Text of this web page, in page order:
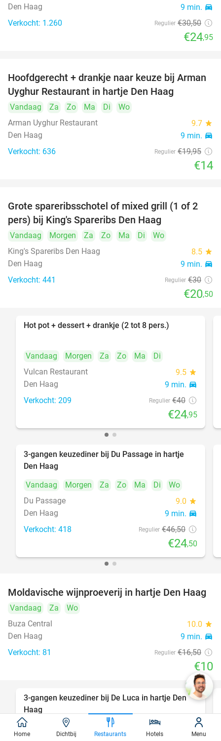
Den Haag 9 min. directions_car
Verkocht: 1.260 Regulier €30,50
€24,95
30%
Hoofdgerecht + drankje naar keuze bij Arman
Uyghur Restaurant in hartje Den Haag
Vandaag Za Zo Ma Di
Wo
Arman Uyghur Restaurant
9.7 star
Den Haag 9 min. directions_car
Verkocht: 636 Regulier €19,95
€14
32%
Grote spareribsschotel of mixed grill (1 of 2
pers) bij King's Spareribs Den Haag
Vandaag Morgen Za Zo Ma Di
Wo
King's Spareribs Den Haag
8.5 star
Den Haag 9 min. directions_car
Verkocht: 441 Regulier €30
€20,50
Hot pot + dessert + drankje (2 tot 8 pers.)
Vandaag Morgen Za Zo Ma
Di
Vulcan Restaurant
9.5 star
Den Haag 9 min. directions_car
Verkocht: 209 Regulier €40
€24,95
47%
3-gangen keuzediner bij Du Passage in hartje
Den Haag
Vandaag
Morgen Za Zo Ma Di
Wo
Du Passage
9.0 star
Den Haag 9 min. directions_car
Verkocht: 418 Regulier €46,50
€24,50
39%
Moldavische wijnproeverij in hartje Den Haag
Vandaag Za
Wo
Buza Central
10.0 star
Den Haag 9 min. directions_car
Verkocht: 81 Regulier €16,50
€10
47%
3-gangen keuzediner bij De Luca in hartje Den
Haag
Vandaag
Morgen Za Di
Home Dichtbij Restaurants Hotels Menu